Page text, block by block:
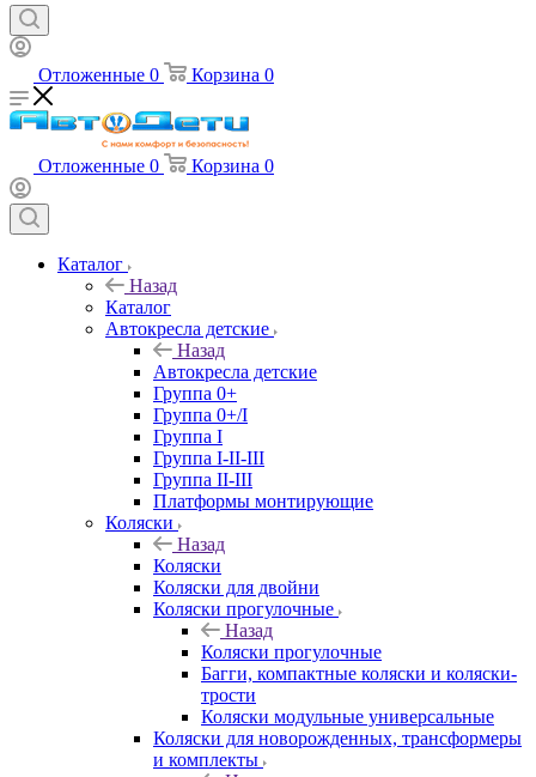
Отложенные 0 Корзина 0
Отложенные 0 Корзина 0
Каталог
Назад
Каталог
Автокресла детские
Назад
Автокресла детские
Группа 0+
Группа 0+/I
Группа I
Группа I-II-III
Группа II-III
Платформы монтирующие
Коляски
Назад
Коляски
Коляски для двойни
Коляски прогулочные
Назад
Коляски прогулочные
Багги, компактные коляски и коляски-
трости
Коляски модульные универсальные
Коляски для новорожденных, трансформеры
и комплекты